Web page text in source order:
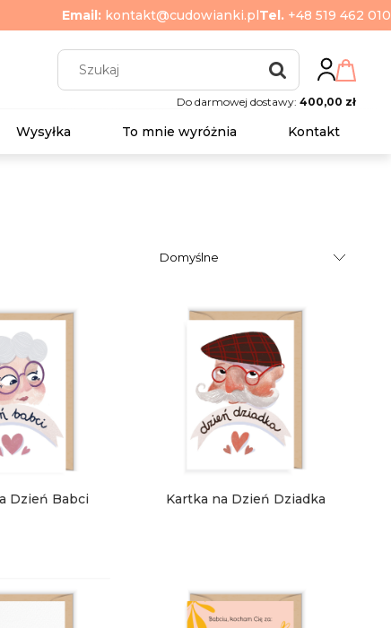
Email: kontakt@cudowianki.plTel. +48 519 462 010
Do darmowej dostawy: 400,00 zł
Wysyłka To mnie wyróżnia Kontakt
Dzień Babci Kartka na Dzień Dziadka